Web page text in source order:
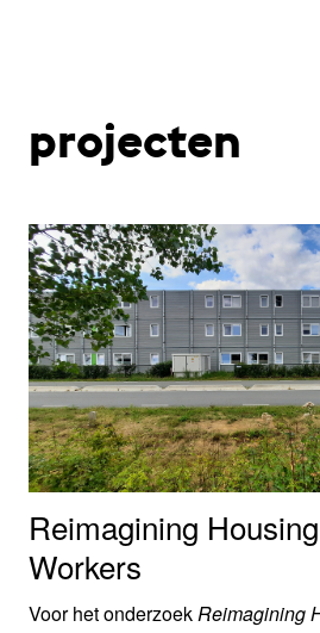
projecten
Reimagining
Workers
Voor het onderzoek Reimagining